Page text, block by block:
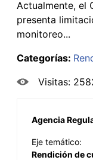
Actualmente, el
presenta
monitoreo...
Categorías:
Visitas:
Agencia
Eje temático:
Rendición de